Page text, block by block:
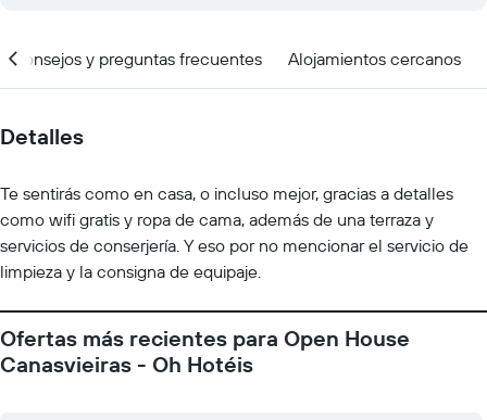
Consejos y preguntas frecuentes Alojamientos cercanos
Detalles
Te sentirás como en casa, o incluso mejor, gracias a detalles
como wifi gratis y ropa de cama, además de una terraza y
servicios de conserjería. Y eso por no mencionar el servicio de
limpieza y la consigna de equipaje.
Ofertas más recientes para Open House
Canasvieiras - Oh Hotéis